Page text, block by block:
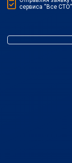
сервиса “Все СТО”